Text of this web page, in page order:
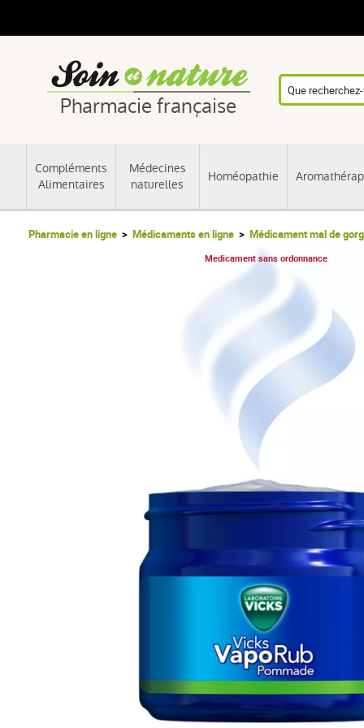
Pharmacie française
Compléments
Alimentaires
Médecines
naturelles
Homéopathie
Pharmacie en ligne Médicaments en ligne Médicament mal de
Medicament sans ordonnance